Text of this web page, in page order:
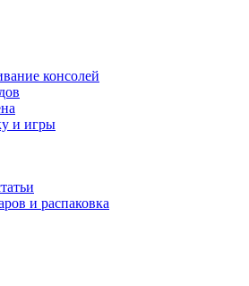
консолей
и игры
и распаковка